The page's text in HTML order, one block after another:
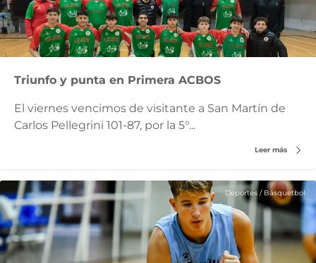
Triunfo y punta en Primera ACBOS
El viernes vencimos de visitante a San Martín de
Carlos Pellegrini 101-87, por la 5°...
Leer más
Deportes / Básquetbol